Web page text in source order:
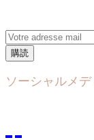
購読
ソーシャルメ